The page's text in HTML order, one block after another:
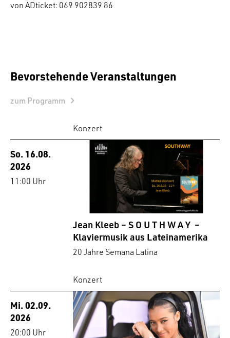
von ADticket: 069 902839 86
Bevorstehende Veranstaltungen
zum Programm
Konzert
So. 16.08.
2026
11:00 Uhr
Jean Kleeb – S O U T H W A Y –
Klaviermusik aus Lateinamerika
20 Jahre Semana Latina
Konzert
Mi. 02.09.
2026
20:00 Uhr